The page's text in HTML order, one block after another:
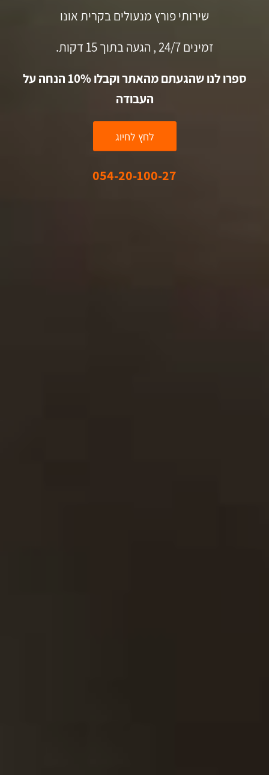
שירותי פורץ מנעולים בקרית אונו
זמינים 24/7 , הגעה בתוך 15 דקות.
ספרו לנו שהגעתם מהאתר וקבלו 10% הנחה על
העבודה
לחץ לחיוג
054-20-100-27